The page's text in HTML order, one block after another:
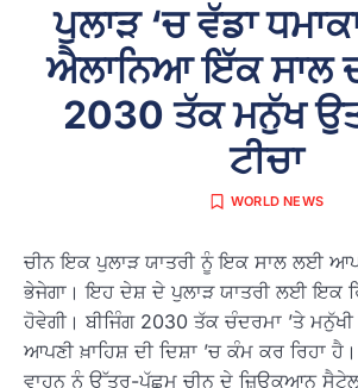
ਪੁਲਾੜ ‘ਚ ਵੱਡਾ
ਐਲਾਨਿਆ ਇੱਕ ਸਾਲ
2030 ਤੱਕ ਮਨੁੱਖ
ਟੀਚਾ
WORLD NEWS
ਚੀਨ ਇਕ ਪੁਲਾੜ ਯਾਤਰੀ ਨੂੰ ਇਕ ਸਾਲ ਲਈ
ਭੇਜੇਗਾ। ਇਹ ਦੇਸ਼ ਦੇ ਪੁਲਾੜ ਯਾਤਰੀ ਲਈ ਇਕ
ਹੋਵੇਗੀ। ਬੀਜਿੰਗ 2030 ਤੱਕ ਚੰਦਰਮਾ ’ਤੇ
ਆਪਣੀ ਖ਼ਾਹਿਸ਼ ਦੀ ਦਿਸ਼ਾ ’ਚ ਕੰਮ ਕਰ ਰਿਹਾ
ਵਾਹਨ ਨੂੰ ਉੱਤਰ-ਪੱਛਮ ਚੀਨ ਦੇ ਜ਼ਿਊਕੁਆਨ